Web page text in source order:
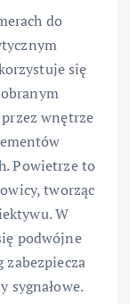
do
się
wnętrze
Powietrze to
tworząc
W
podwójne
zabezpiecza
sygnałowe.